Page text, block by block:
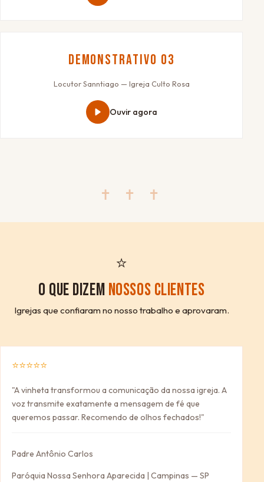
Demonstrativo 03
Locutor Sanntiago — Igreja Culto Rosa
Ouvir agora
✝ ✝ ✝
⭐
O QUE DIZEM NOSSOS CLIENTES
Igrejas que confiaram no nosso trabalho e aprovaram.
⭐⭐⭐⭐⭐
"A vinheta transformou a comunicação da nossa igreja. A
voz transmite exatamente a mensagem de fé que
queremos passar. Recomendo de olhos fechados!"
Padre Antônio Carlos
Paróquia Nossa Senhora Aparecida | Campinas — SP